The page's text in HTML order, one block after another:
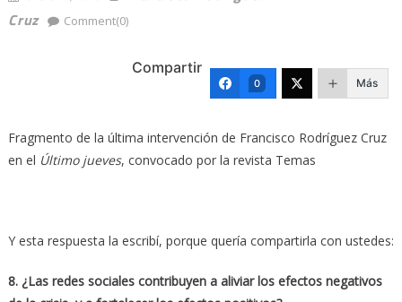
Cruz
Comment(0)
Compartir
0 Más
Fragmento de la última intervención de Francisco Rodríguez Cruz
en el Último jueves, convocado por la revista Temas
Y esta respuesta la escribí, porque quería compartirla con ustedes:
8. ¿Las redes sociales contribuyen a aliviar los efectos negativos